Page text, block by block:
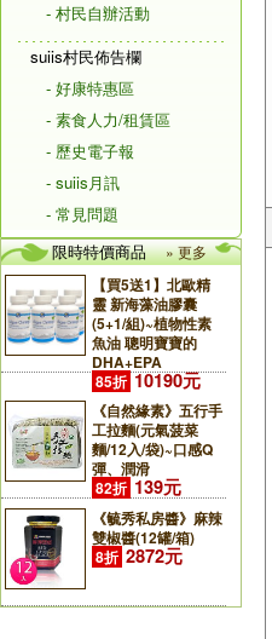
- 村民自辦活動
suiis村民佈告欄
- 好康特惠區
- 素食人力/租賃區
- 歷史電子報
- suiis月訊
- 常見問題
限時特價商品
» 更多
【買5送1】北歐精
靈 新海藻油膠囊
(5+1/組)~植物性素
魚油 聰明寶寶的
DHA+EPA
85折 10190元
《自然緣素》五行手
工拉麵(元氣菠菜
麵/12入/袋)~口感Q
彈、潤滑
82折 139元
《毓秀私房醬》麻辣
雙椒醬(12罐/箱)
8折 2872元